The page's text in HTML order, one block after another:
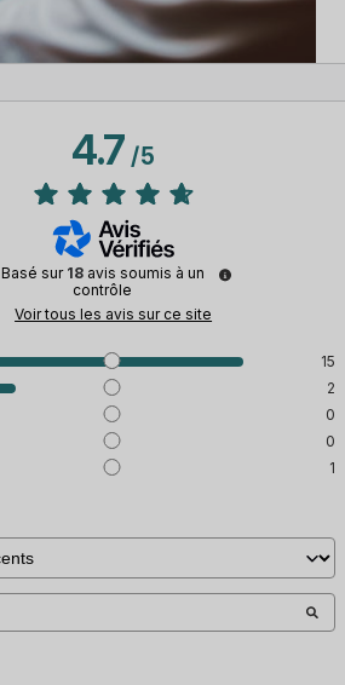
4.7/5
Basé sur 18 avis soumis à un
contrôle
Voir tous les avis sur ce site
15
2
0
0
1